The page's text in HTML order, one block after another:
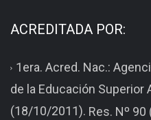
ACREDITADA POR:
1era. Acred. Nac.:
de la Educación Superior
(18/10/2011). Res. Nº